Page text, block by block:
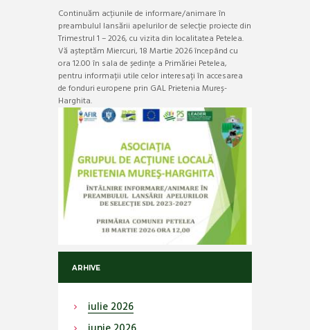
Continuăm acțiunile de informare/animare în
preambulul lansării apelurilor de selecție proiecte din
Trimestrul 1 – 2026, cu vizita din localitatea Petelea.
Vă așteptăm Miercuri, 18 Martie 2026 începând cu
ora 12.00 în sala de ședințe a Primăriei Petelea,
pentru informații utile celor interesați în accesarea
de fonduri europene prin GAL Prietenia Mureș-
Harghita.
ARHIVE
iulie 2026